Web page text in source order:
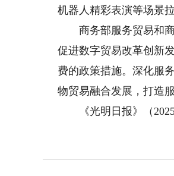
机器人精彩表演等场景
商务部服务贸易和商
促进数字贸易改革创新
费的政策措施。深化服
物贸易融合发展，打造
《光明日报》（2025